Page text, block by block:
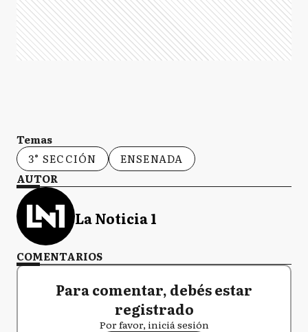
Temas
3° SECCIÓN
ENSENADA
AUTOR
La Noticia 1
COMENTARIOS
Para comentar, debés estar
registrado
Por favor, iniciá sesión